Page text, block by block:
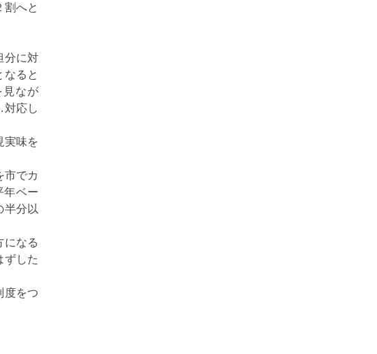
割へと
分に対
ると
なが
応し
実味を
市でカ
年ベー
半分以
になる
ずした
度をつ